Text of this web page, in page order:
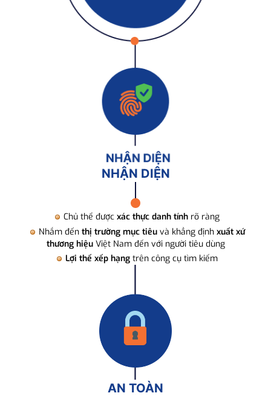
NHẬN DIỆN
Chủ thể được xác thực danh tính rõ ràng
Nhắm đến thị trường mục tiêuvà khẳng định xuất xứ
thương hiệuViệt Nam đến với người tiêu dùng
Lợi thế xếp hạng trên công cụ tìm kiếm
AN TOÀN